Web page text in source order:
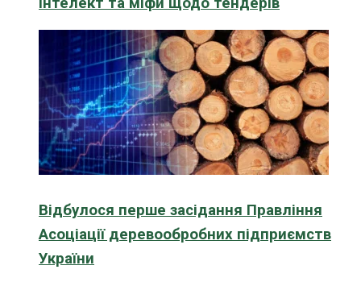
Відбулося перше засідання Правління
Асоціації деревообробних підприємств
України